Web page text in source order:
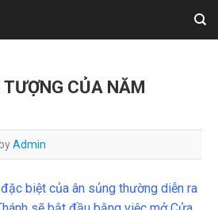
CỦA NĂM
Admin
biệt của ân sủng thường diễn ra